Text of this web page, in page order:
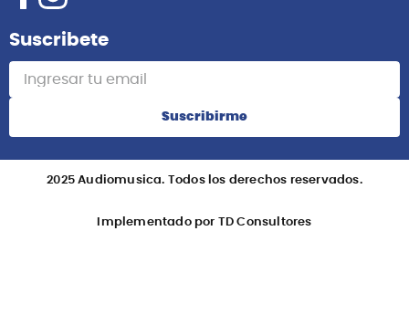
Suscribete
Suscribirme
2025 Audiomusica. Todos los derechos reservados.
Implementado por TD Consultores